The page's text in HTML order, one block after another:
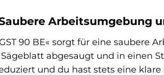
Arbeitsumgebung
90 BE« sorgt für eine saubere
abgesaugt und in einen
und du hast stets eine